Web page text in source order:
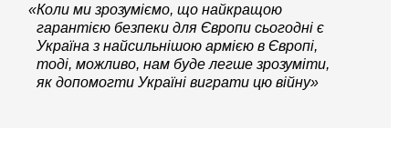
«Коли ми зрозуміємо, що найкращою
гарантією безпеки для Європи сьогодні є
Україна з найсильнішою армією в Європі,
тоді, можливо, нам буде легше зрозуміти,
як допомогти Україні виграти цю війну»